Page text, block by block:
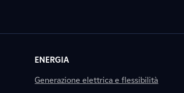
ENERGIA
Generazione elettrica e flessibilità